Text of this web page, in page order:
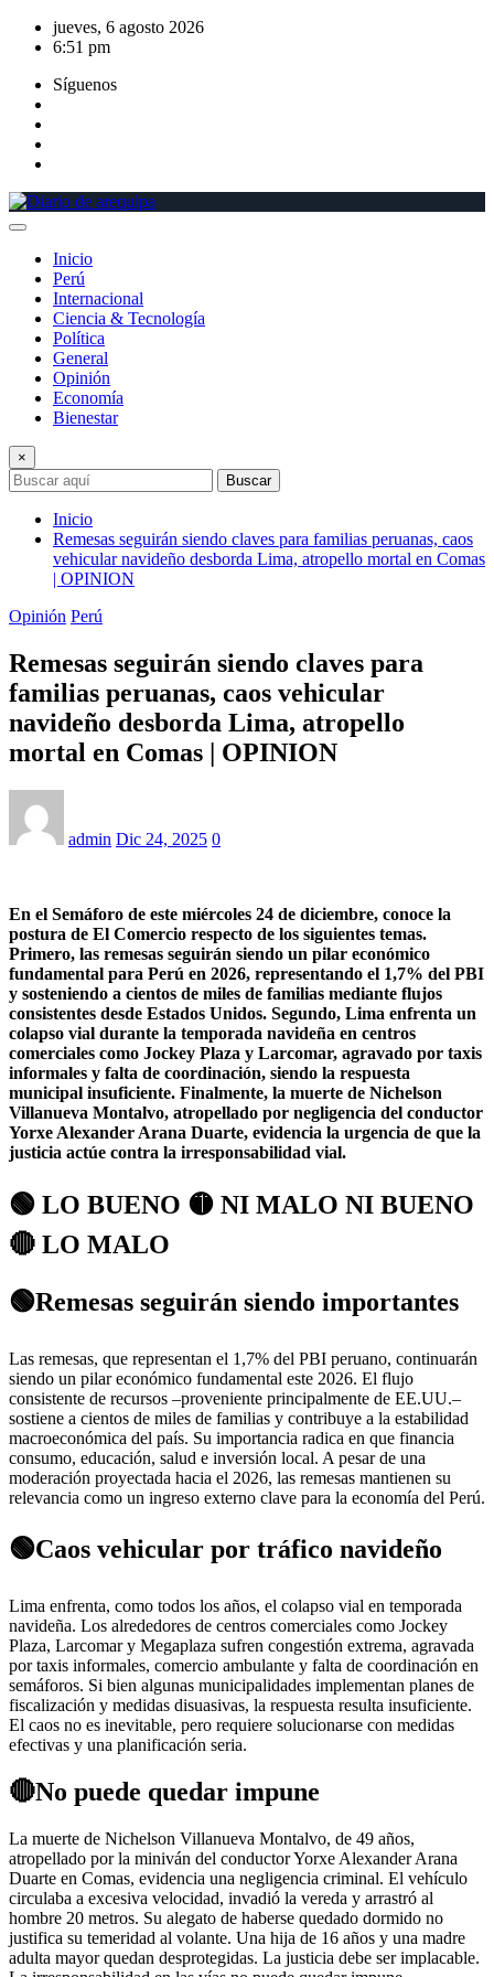
Saltar
jueves, 6 agosto 2026
6:51 pm
Síguenos
Inicio
Perú
Internacional
Ciencia & Tecnología
Política
General
Opinión
Economía
Bienestar
×
Buscar
Inicio
Remesas seguirán siendo claves para familias peruanas, caos
vehicular navideño desborda Lima, atropello mortal en Comas
| OPINION
Opinión Perú
Remesas seguirán siendo claves para
familias peruanas, caos vehicular
navideño desborda Lima, atropello
mortal en Comas | OPINION
admin Dic 24, 2025 0
En el Semáforo de este miércoles 24 de diciembre, conoce la
postura de El Comercio respecto de los siguientes temas.
Primero, las remesas seguirán siendo un pilar económico
fundamental para Perú en 2026, representando el 1,7% del PBI
y sosteniendo a cientos de miles de familias mediante flujos
consistentes desde Estados Unidos. Segundo, Lima enfrenta un
colapso vial durante la temporada navideña en centros
comerciales como Jockey Plaza y Larcomar, agravado por taxis
informales y falta de coordinación, siendo la respuesta
municipal insuficiente. Finalmente, la muerte de Nichelson
Villanueva Montalvo, atropellado por negligencia del conductor
Yorxe Alexander Arana Duarte, evidencia la urgencia de que la
justicia actúe contra la irresponsabilidad vial.
🟢 LO BUENO 🟡 NI MALO NI BUENO
🔴 LO MALO
🟢Remesas seguirán siendo importantes
Las remesas, que representan el 1,7% del PBI peruano, continuarán
siendo un pilar económico fundamental este 2026. El flujo
consistente de recursos –proveniente principalmente de EE.UU.–
sostiene a cientos de miles de familias y contribuye a la estabilidad
macroeconómica del país. Su importancia radica en que financia
consumo, educación, salud e inversión local. A pesar de una
moderación proyectada hacia el 2026, las remesas mantienen su
relevancia como un ingreso externo clave para la economía del Perú.
🟢Caos vehicular por tráfico navideño
Lima enfrenta, como todos los años, el colapso vial en temporada
navideña. Los alrededores de centros comerciales como Jockey
Plaza, Larcomar y Megaplaza sufren congestión extrema, agravada
por taxis informales, comercio ambulante y falta de coordinación en
semáforos. Si bien algunas municipalidades implementan planes de
fiscalización y medidas disuasivas, la respuesta resulta insuficiente.
El caos no es inevitable, pero requiere solucionarse con medidas
efectivas y una planificación seria.
🔴No puede quedar impune
La muerte de Nichelson Villanueva Montalvo, de 49 años,
atropellado por la miniván del conductor Yorxe Alexander Arana
Duarte en Comas, evidencia una negligencia criminal. El vehículo
circulaba a excesiva velocidad, invadió la vereda y arrastró al
hombre 20 metros. Su alegato de haberse quedado dormido no
justifica su temeridad al volante. Una hija de 16 años y una madre
adulta mayor quedan desprotegidas. La justicia debe ser implacable.